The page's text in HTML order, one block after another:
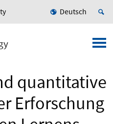
Deutsch
quantitative
Erforschung